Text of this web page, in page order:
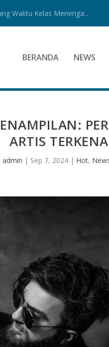
Waktu Kelas Menenga...
BERANDA NEWS
ARTIS
admin | Sep 7, 2024 | Hot,